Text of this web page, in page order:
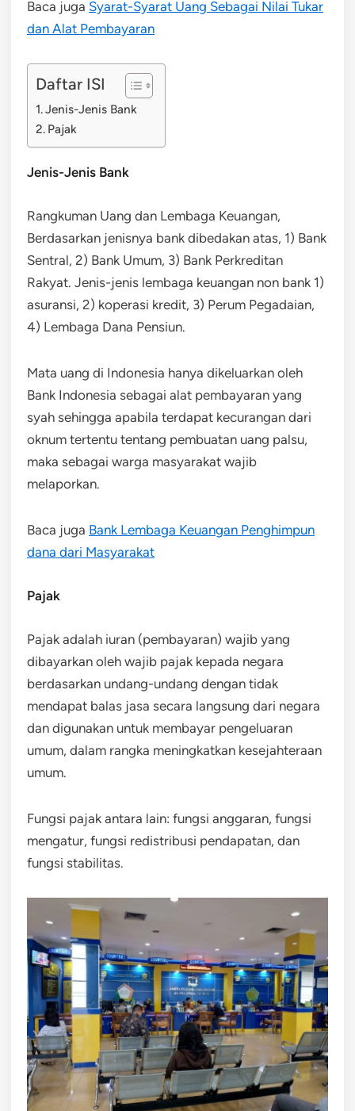
Baca juga Syarat-Syarat Uang Sebagai Nilai Tukar
dan Alat Pembayaran
Daftar ISI
Jenis-Jenis Bank
Pajak
Jenis-Jenis Bank
Rangkuman Uang dan Lembaga Keuangan,
Berdasarkan jenisnya bank dibedakan atas, 1) Bank
Sentral, 2) Bank Umum, 3) Bank Perkreditan
Rakyat. Jenis-jenis lembaga keuangan non bank 1)
asuransi, 2) koperasi kredit, 3) Perum Pegadaian,
4) Lembaga Dana Pensiun.
Mata uang di Indonesia hanya dikeluarkan oleh
Bank Indonesia sebagai alat pembayaran yang
syah sehingga apabila terdapat kecurangan dari
oknum tertentu tentang pembuatan uang palsu,
maka sebagai warga masyarakat wajib
melaporkan.
Baca juga Bank Lembaga Keuangan Penghimpun
dana dari Masyarakat
Pajak
Pajak adalah iuran (pembayaran) wajib yang
dibayarkan oleh wajib pajak kepada negara
berdasarkan undang-undang dengan tidak
mendapat balas jasa secara langsung dari negara
dan digunakan untuk membayar pengeluaran
umum, dalam rangka meningkatkan kesejahteraan
umum.
Fungsi pajak antara lain: fungsi anggaran, fungsi
mengatur, fungsi redistribusi pendapatan, dan
fungsi stabilitas.